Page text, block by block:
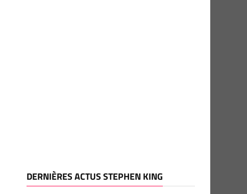
DERNIÈRES ACTUS STEPHEN KING